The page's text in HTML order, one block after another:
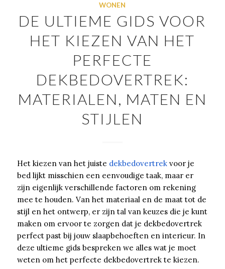
WONEN
DE ULTIEME GIDS VOOR
HET KIEZEN VAN HET
PERFECTE
DEKBEDOVERTREK:
MATERIALEN, MATEN EN
STIJLEN
Het kiezen van het juiste dekbedovertrekvoor je
bed lijkt misschien een eenvoudige taak, maar er
zijn eigenlijk verschillende factoren om rekening
mee te houden. Van het materiaal en de maat tot de
stijl en het ontwerp, er zijn tal van keuzes die je kunt
maken om ervoor te zorgen dat je dekbedovertrek
perfect past bij jouw slaapbehoeften en interieur. In
deze ultieme gids bespreken we alles wat je moet
weten om het perfecte dekbedovertrek te kiezen.